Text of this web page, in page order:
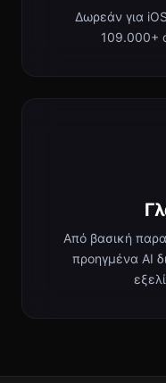
Δωρεάν για
109.000+
Από βασική
προηγμένα AI